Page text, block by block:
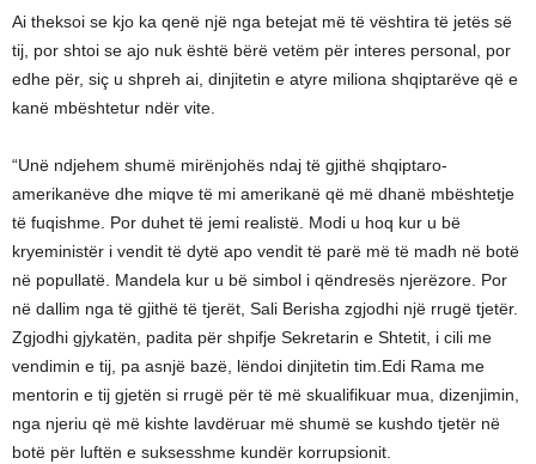
Ai theksoi se kjo ka qenë një nga betejat më të vështira të jetës së
tij, por shtoi se ajo nuk është bërë vetëm për interes personal, por
edhe për, siç u shpreh ai, dinjitetin e atyre miliona shqiptarëve që e
kanë mbështetur ndër vite.
“Unë ndjehem shumë mirënjohës ndaj të gjithë shqiptaro-
amerikanëve dhe miqve të mi amerikanë që më dhanë mbështetje
të fuqishme. Por duhet të jemi realistë. Modi u hoq kur u bë
kryeministër i vendit të dytë apo vendit të parë më të madh në botë
në popullatë. Mandela kur u bë simbol i qëndresës njerëzore. Por
në dallim nga të gjithë të tjerët, Sali Berisha zgjodhi një rrugë tjetër.
Zgjodhi gjykatën, padita për shpifje Sekretarin e Shtetit, i cili me
vendimin e tij, pa asnjë bazë, lëndoi dinjitetin tim.Edi Rama me
mentorin e tij gjetën si rrugë për të më skualifikuar mua, dizenjimin,
nga njeriu që më kishte lavdëruar më shumë se kushdo tjetër në
botë për luftën e suksesshme kundër korrupsionit.